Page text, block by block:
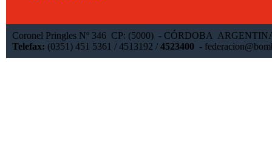
Coronel Pringles Nº 346 CP: (5000) - CÓRDOBA
Telefax: (0351) 451 5361 / 4513192 / 4523400-